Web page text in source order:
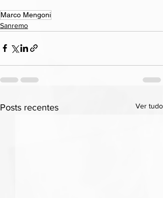
Marco Mengoni
Sanremo
Posts recentes Ver tudo